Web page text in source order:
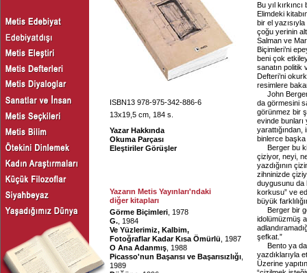
ISBN13 978-975-342-886-6
13x19,5 cm, 184 s.
Yazar Hakkında
Okuma Parçası
Eleştiriler Görüşler
Yazarın Metis Yayınları'ndaki
diğer kitapları
Görme Biçimleri , 1978
G. , 1984
Ve Yüzlerimiz, Kalbim,
Fotoğraflar Kadar Kısa Ömürlü , 1987
O Ana Adanmış , 1988
Picasso'nun Başarısı ve Başarısızlığı
1989
Bu yıl
Elimdeki
bir el
çoğu yerinin
Salman ve
Biçimleri’ni
beni çok
sanatın politik
Defteri’ni
resimlere
John
da görmesini
görünmez bir
evinde
yarattığından,
binlerce başka
Berger bu
çiziyor, neyi,
yazdığının
zihninizde
duygusunu da
korkusu” ve
büyük
Berger bir
idolümüzmüş
şefkat.”
Bento ya
yazdıklarıyla
Üzerine